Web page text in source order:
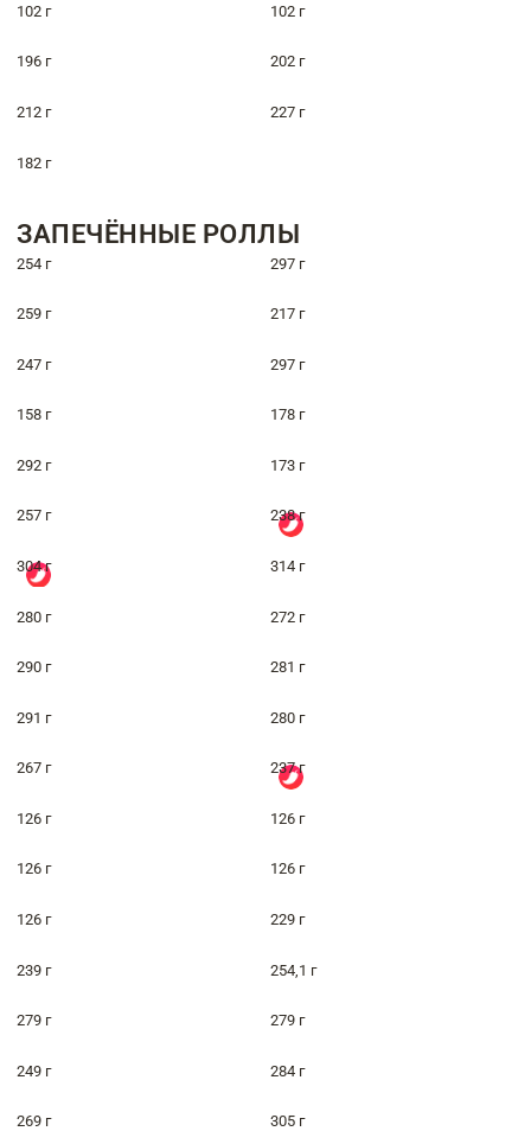
102 г 102 г
196 г 202 г
212 г 227 г
182 г
ЗАПЕЧЁННЫЕ РОЛЛЫ
254 г 297 г
259 г 217 г
247 г 297 г
158 г 178 г
292 г 173 г
257 г 238 г
304 г 314 г
280 г 272 г
290 г 281 г
291 г 280 г
267 г 237 г
126 г 126 г
126 г 126 г
126 г 229 г
239 г 254,1 г
279 г 279 г
249 г 284 г
269 г 305 г